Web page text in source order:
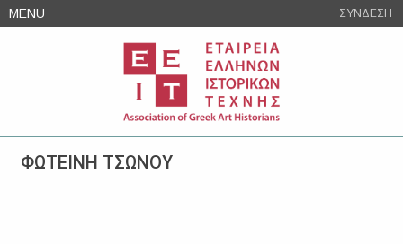
Skip
to
MENU ΣΥΝΔΕΣΗ
ΦΩΤΕΙΝΗ ΤΣΩΝΟΥ